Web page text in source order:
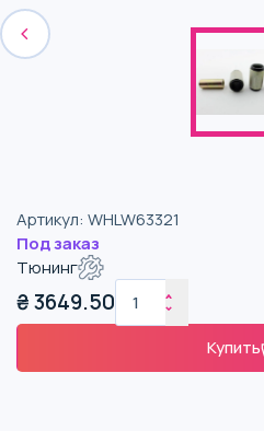
Артикул: WHLW63321
Под заказ
Тюнинг
₴3649.50
Купить